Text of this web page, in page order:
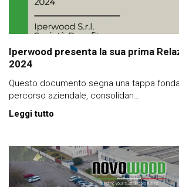
Iperwood presenta la sua prima
2024
Questo documento segna una tappa
percorso aziendale, consolidan…
Leggi tutto